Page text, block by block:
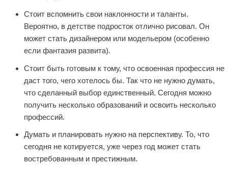
Стоит вспомнить свои наклонности и таланты.
Вероятно, в детстве подросток отлично рисовал. Он
может стать дизайнером или модельером (особенно
если фантазия развита).
Стоит быть готовым к тому, что освоенная профессия не
даст того, чего хотелось бы. Так что не нужно думать,
что сделанный выбор единственный. Сегодня можно
получить несколько образований и освоить несколько
профессий.
Думать и планировать нужно на перспективу. То, что
сегодня не котируется, уже через год может стать
востребованным и престижным.